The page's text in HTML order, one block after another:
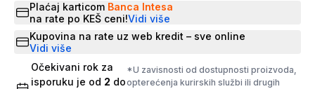
Plaćaj karticom Banca Intesa
na rate po KEŠ ceni!Vidi više
Kupovina na rate uz web kredit – sve online
Vidi više
Očekivani rok za
isporuku je od 2 do
*U zavisnosti od dostupnosti proizvoda,
opterećenja kurirskih službi ili drugih